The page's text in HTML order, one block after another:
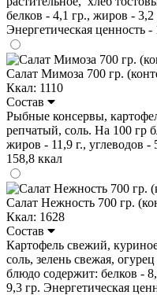
белков - 4,1 гр., жиров - 3,2
Энергетическая ценность -
Салат Мимоза 700 гр.
Ккал: 1110
Состав
Рыбные консервы,
репчатый, соль. На 100 гр
жиров - 11,9 г., углеводов -
158,8 ккал
Салат Нежность 700 гр.
Ккал: 1628
Состав
Картофель свежий,
соль, зелень свежая,
блюдо содержит: белков -
9,3 гр. Энергетическая